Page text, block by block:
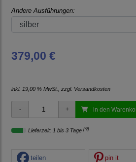
Andere Ausführungen:
379,00 €
inkl. 19,00 % MwSt., zzgl. Versandkosten
in den
Lieferzeit: 1 bis 3 Tage [*2]
teilen pin it